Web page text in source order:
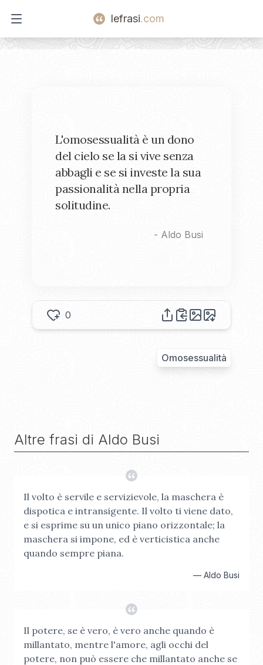
Open main menu
lefrasi.com
L'omosessualità è un dono
del cielo se la si vive senza
abbagli e se si investe la sua
passionalità nella propria
solitudine.
- Aldo Busi
0
Omosessualità
Altre frasi di Aldo Busi
Il volto è servile e servizievole, la maschera è
dispotica e intransigente. Il volto ti viene dato,
e si esprime su un unico piano orizzontale; la
maschera si impone, ed è verticistica anche
quando sempre piana.
— Aldo Busi
Il potere, se è vero, è vero anche quando è
millantato, mentre l'amore, agli occhi del
potere, non può essere che millantato anche se